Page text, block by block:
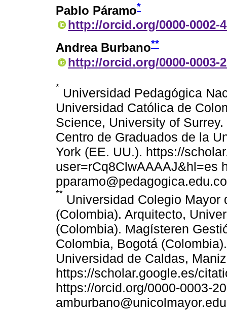
Pablo Páramo*
http://orcid.org/0000-0002-
Andrea Burbano**
http://orcid.org/0000-0003-
* Universidad Pedagógica
Universidad Católica de
Science, University of
Centro de Graduados de la
York (EE. UU.). https://
user=rCq8ClwAAAAJ&hl=es
** Universidad Colegio Mayor
(Colombia). Arquitecto,
(Colombia). Magísteren
Colombia, Bogotá
Universidad de Caldas,
https://scholar.google.es/
https://orcid.org/0000-0003-